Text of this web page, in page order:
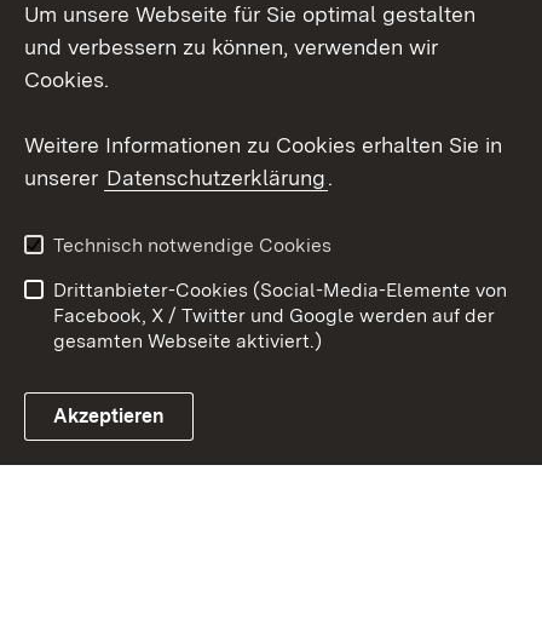
Social Wall
Youtube
Link zum Landesportal
Kontakt
Datenschutz
Barrierefreiheit
Impressum Cookies
Um unsere Webseite für Sie optimal gestalten
und verbessern zu können, verwenden wir
Cookies.
Weitere Informationen zu Cookies erhalten Sie in
unserer Datenschutzerklärung.
Technisch notwendige Cookies
Drittanbieter-Cookies (Social-Media-Elemente von
Facebook, X / Twitter und Google werden auf der
gesamten Webseite aktiviert.)
Akzeptieren